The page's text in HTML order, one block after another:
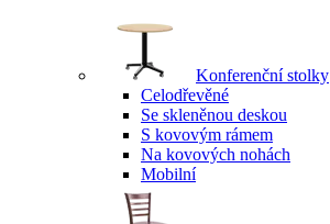
Konferenční stolky
Celodřevěné
Se skleněnou deskou
S kovovým rámem
Na kovových nohách
Mobilní